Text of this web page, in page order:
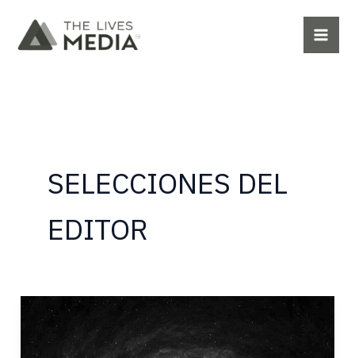
contenido
SELECCIONES DEL
EDITOR